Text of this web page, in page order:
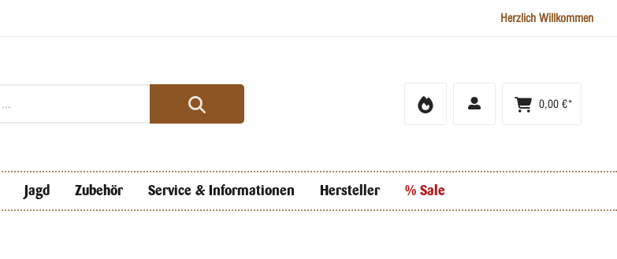
Herzlich Willkommen
0,00 €*
Jagd Zubehör Service & Informationen Hersteller % Sale